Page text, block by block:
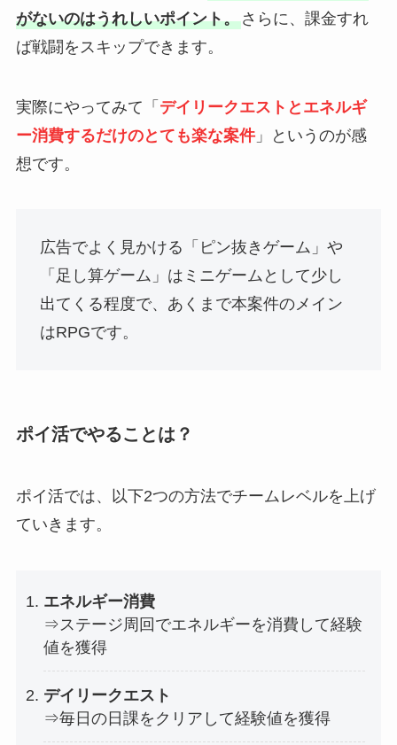
がないのはうれしいポイント。さらに、課金すれ
ば戦闘をスキップできます。
実際にやってみて「 デイリークエストとエネルギ
ー消費するだけのとても楽な案件」というのが感
想です。
広告でよく見かける「ピン抜きゲーム」や
「足し算ゲーム」はミニゲームとして少し
出てくる程度で、あくまで本案件のメイン
はRPGです。
ポイ活でやることは？
ポイ活では、以下2つの方法でチームレベルを上げ
ていきます。
エネルギー消費
⇒ステージ周回でエネルギーを消費して経験
値を獲得
デイリークエスト
⇒毎日の日課をクリアして経験値を獲得